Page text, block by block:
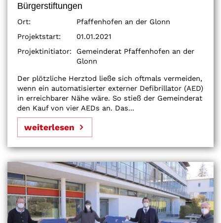
Bürgerstiftungen
Ort:
Pfaffenhofen an der Glonn
Projektstart:
01.01.2021
Projektinitiator:
Gemeinderat Pfaffenhofen an der
Glonn
Der plötzliche Herztod ließe sich oftmals vermeiden,
wenn ein automatisierter externer Defibrillator (AED)
in erreichbarer Nähe wäre. So stieß der Gemeinderat
den Kauf von vier AEDs an. Das...
weiterlesen